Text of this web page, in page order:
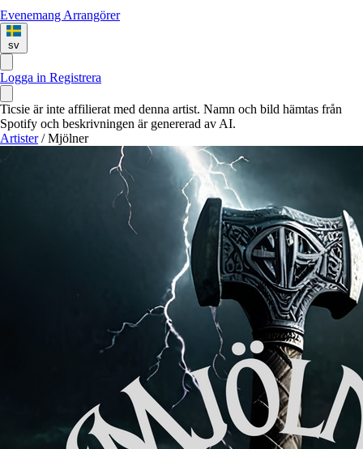
Evenemang Arrangörer
sv
Logga in Registrera
Ticsie är inte affilierat med denna artist. Namn och bild hämtas från
Spotify och beskrivningen är genererad av AI.
Artister / Mjölner